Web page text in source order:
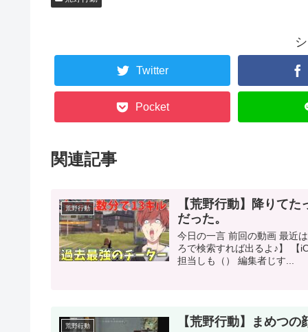
Twitter
Pocket
関連記事
荒野行動
【荒野行動】降りて
だった。
今日の一言 前回の動画 最近
ろで検索すれば出るよ♪】 【
担当しも（） 編集者じす...
荒野行動 【荒野行動】まめつ